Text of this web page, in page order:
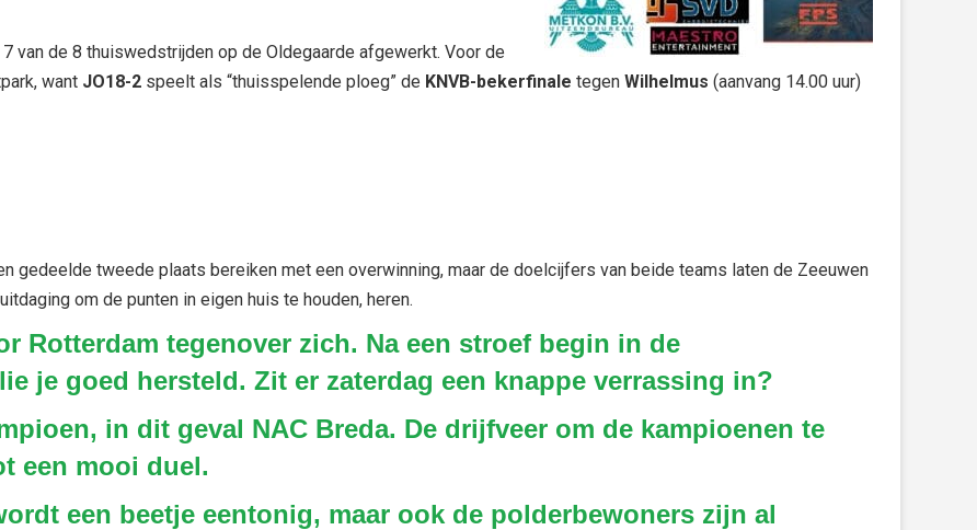
van de 8 thuiswedstrijden op de Oldegaarde afgewerkt. Voor de
want JO18-2 speelt als “thuisspelende ploeg” de KNVB-bekerfinale tegen Wilhelmus (aanvang 14.00 uur)
gedeelde tweede plaats bereiken met een overwinning, maar de doelcijfers van beide teams laten de Zeeuwen
om de punten in eigen huis te houden, heren.
Rotterdam tegenover zich. Na een stroef begin in de
je goed hersteld. Zit er zaterdag een knappe verrassing in?
in dit geval NAC Breda. De drijfveer om de kampioenen te
een mooi duel.
een beetje eentonig, maar ook de polderbewoners zijn al